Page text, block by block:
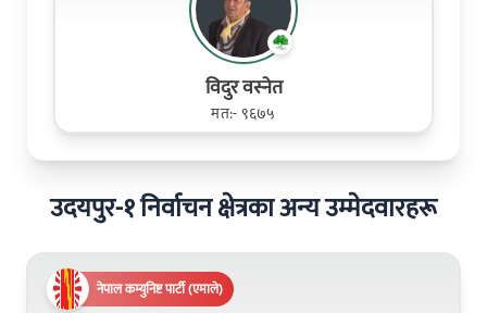
विदुर वस्नेत
मत:- ९६७५
उदयपुर-१ निर्वाचन क्षेत्रका अन्य उम्मेदवारहरू
नेपाल कम्युनिष्ट पार्टी (एमाले)